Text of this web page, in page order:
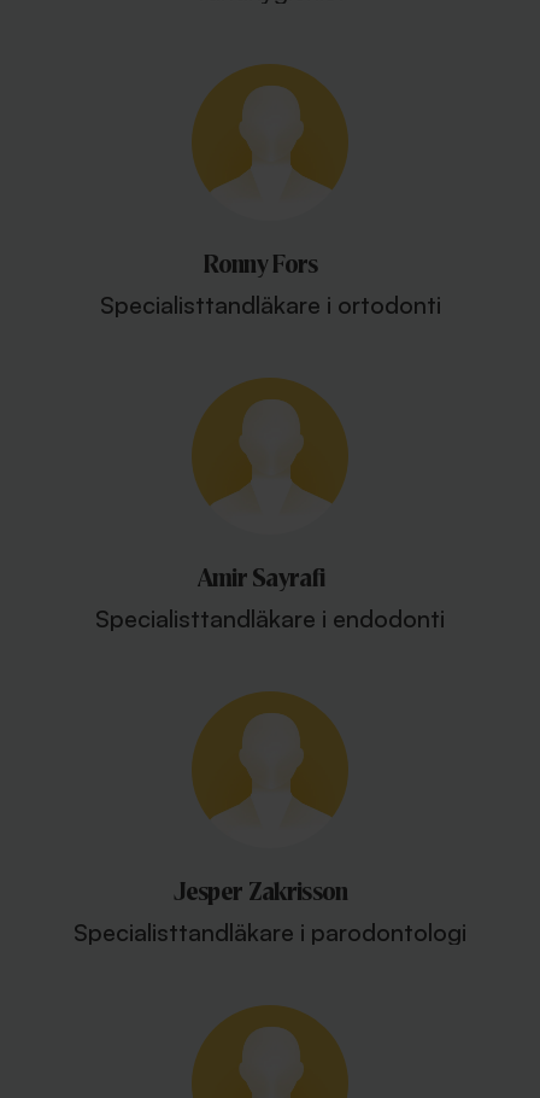
Ronny Fors
Specialisttandläkare i ortodonti
Amir Sayrafi
Specialisttandläkare i endodonti
Jesper Zakrisson
Specialisttandläkare i parodontologi